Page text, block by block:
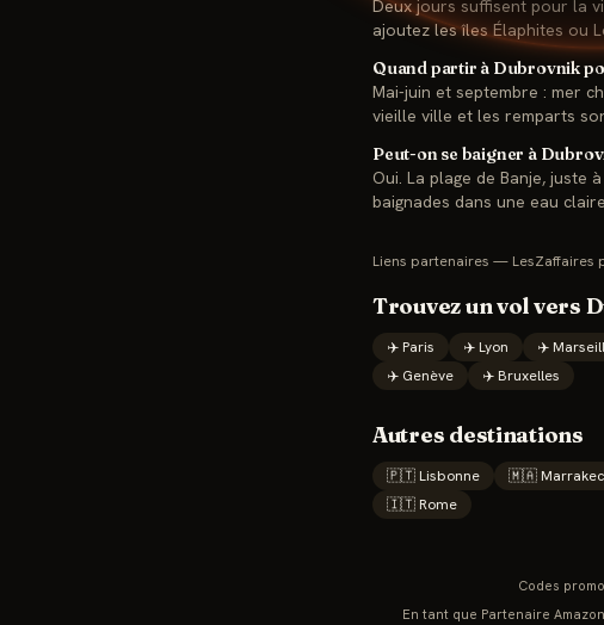
Deux jours suffisent pour la
ajoutez les îles Élaphites ou
Quand partir à Dubrovnik
Mai-juin et septembre : mer
vieille ville et les remparts
Peut-on se baigner à
Oui. La plage de Banje,
baignades dans une eau
Liens partenaires — LesZaffaires
Trouvez un vol vers
✈️ Paris ✈️ Lyon ✈️
✈️ Genève ✈️ Bruxelles
Autres destinations
🇵🇹 Lisbonne 🇲🇦
🇮🇹 Rome
Codes promo
En tant que Partenaire